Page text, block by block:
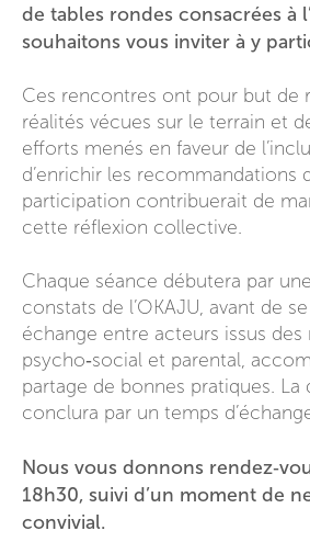
de tables rondes consacrées à
souhaitons vous inviter à y
Ces rencontres ont pour but de
réalités vécues sur le terrain et
efforts menés en faveur de
d’enrichir les recommandations
participation contribuerait de
cette réflexion collective.
Chaque séance débutera par
constats de l’OKAJU, avant de
échange entre acteurs issus des
psycho‑social et parental,
partage de bonnes pratiques. La
conclura par un temps
Nous vous donnons
18h30, suivi d’un moment de
convivial.